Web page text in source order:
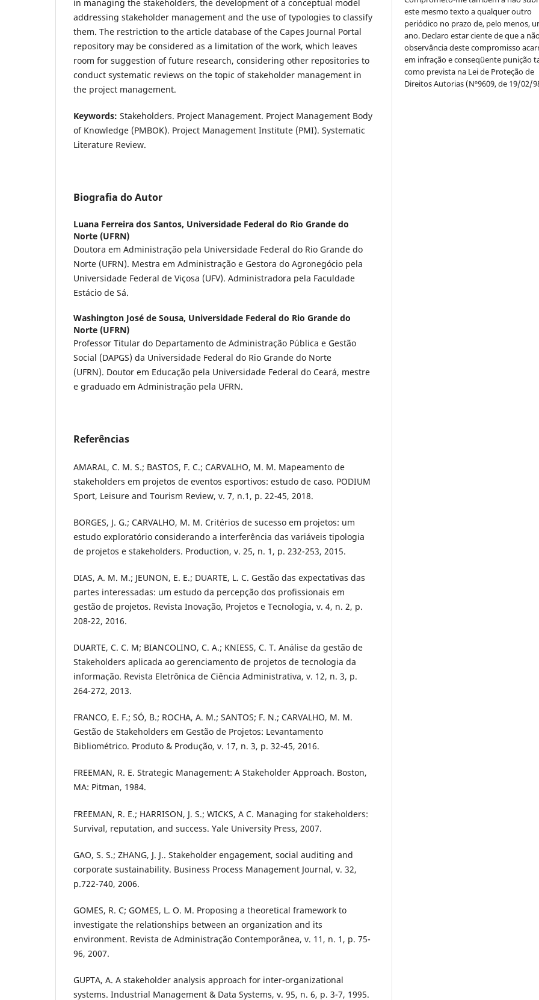
in managing the stakeholders, the development of a conceptual model
addressing stakeholder management and the use of typologies to classify
them. The restriction to the article database of the Capes Journal Portal
repository may be considered as a limitation of the work, which leaves
room for suggestion of future research, considering other repositories to
conduct systematic reviews on the topic of stakeholder management in
the project management.
Keywords: Stakeholders. Project Management. Project Management Body
of Knowledge (PMBOK). Project Management Institute (PMI). Systematic
Literature Review.
Biografia do Autor
Luana Ferreira dos Santos, Universidade Federal do Rio Grande do
Norte (UFRN)
Doutora em Administração pela Universidade Federal do Rio Grande do
Norte (UFRN). Mestra em Administração e Gestora do Agronegócio pela
Universidade Federal de Viçosa (UFV). Administradora pela Faculdade
Estácio de Sá.
Washington José de Sousa, Universidade Federal do Rio Grande do
Norte (UFRN)
Professor Titular do Departamento de Administração Pública e Gestão
Social (DAPGS) da Universidade Federal do Rio Grande do Norte
(UFRN). Doutor em Educação pela Universidade Federal do Ceará, mestre
e graduado em Administração pela UFRN.
Referências
AMARAL, C. M. S.; BASTOS, F. C.; CARVALHO, M. M. Mapeamento de
stakeholders em projetos de eventos esportivos: estudo de caso. PODIUM
Sport, Leisure and Tourism Review, v. 7, n.1, p. 22-45, 2018.
BORGES, J. G.; CARVALHO, M. M. Critérios de sucesso em projetos: um
estudo exploratório considerando a interferência das variáveis tipologia
de projetos e stakeholders. Production, v. 25, n. 1, p. 232-253, 2015.
DIAS, A. M. M.; JEUNON, E. E.; DUARTE, L. C. Gestão das expectativas das
partes interessadas: um estudo da percepção dos profissionais em
gestão de projetos. Revista Inovação, Projetos e Tecnologia, v. 4, n. 2, p.
208-22, 2016.
DUARTE, C. C. M; BIANCOLINO, C. A.; KNIESS, C. T. Análise da gestão de
Stakeholders aplicada ao gerenciamento de projetos de tecnologia da
informação. Revista Eletrônica de Ciência Administrativa, v. 12, n. 3, p.
264-272, 2013.
FRANCO, E. F.; SÓ, B.; ROCHA, A. M.; SANTOS; F. N.; CARVALHO, M. M.
Gestão de Stakeholders em Gestão de Projetos: Levantamento
Bibliométrico. Produto & Produção, v. 17, n. 3, p. 32-45, 2016.
FREEMAN, R. E. Strategic Management: A Stakeholder Approach. Boston,
MA: Pitman, 1984.
FREEMAN, R. E.; HARRISON, J. S.; WICKS, A C. Managing for stakeholders:
Survival, reputation, and success. Yale University Press, 2007.
GAO, S. S.; ZHANG, J. J.. Stakeholder engagement, social auditing and
corporate sustainability. Business Process Management Journal, v. 32,
p.722-740, 2006.
GOMES, R. C; GOMES, L. O. M. Proposing a theoretical framework to
investigate the relationships between an organization and its
environment. Revista de Administração Contemporânea, v. 11, n. 1, p. 75-
96, 2007.
GUPTA, A. A stakeholder analysis approach for inter-organizational
systems. Industrial Management & Data Systems, v. 95, n. 6, p. 3-7, 1995.
este mesmo texto a qualquer outro
periódico no prazo de, pelo menos,
ano. Declaro estar ciente de que a
observância deste compromisso
em infração e conseqüente punição
como prevista na Lei de Proteção de
Direitos Autorias (Nº9609, de 19/02/